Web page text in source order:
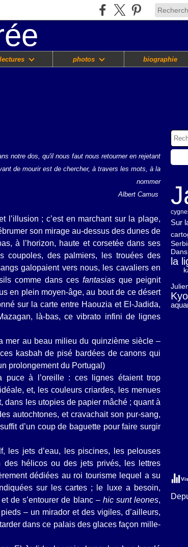
lectures photos biographie
notre dos, qu'il nous faut nous retourner en rejetant
de mourir est de chercher, à travers les mots, à la
nommer
Albert Camus
l’illusion ; c’est en marchant sur la plage,
son mirage au-dessus des dunes de
à l’horizon, haute et corsetée dans ses
coupoles, des palmiers, les trouées des
galopaient vers nous, les cavaliers en
comme dans ces fantasiasque peignit
en plein moyen-âge, au bout de ce désert
sur la carte entre Haouzia et El-Jadida,
là-bas, ce vibrato infini de lignes
mer au beau milieu du quinzième siècle –
kasbah de pisé bardées de canons qui
prolongement du Portugal)
puce à l’oreille : ces lignes étaient trop
et, les couleurs criardes, les menues
les utopies de papier mâché ; quant à
autochtones, et cravachait son pur-sang,
d’un coup de baguette pour faire surgir
les jets d’eau, les piscines, les pelouses
des hélicos ou des jets privés, les lettres
dédiées au roi tourisme lequel a su
sur les cartes ; le luxe a besoin,
de s’entourer de blanc – hic sunt leones,
– un mirador et des vigiles, d’ailleurs,
dans ce palais des glaces façon mille-
Sur
la